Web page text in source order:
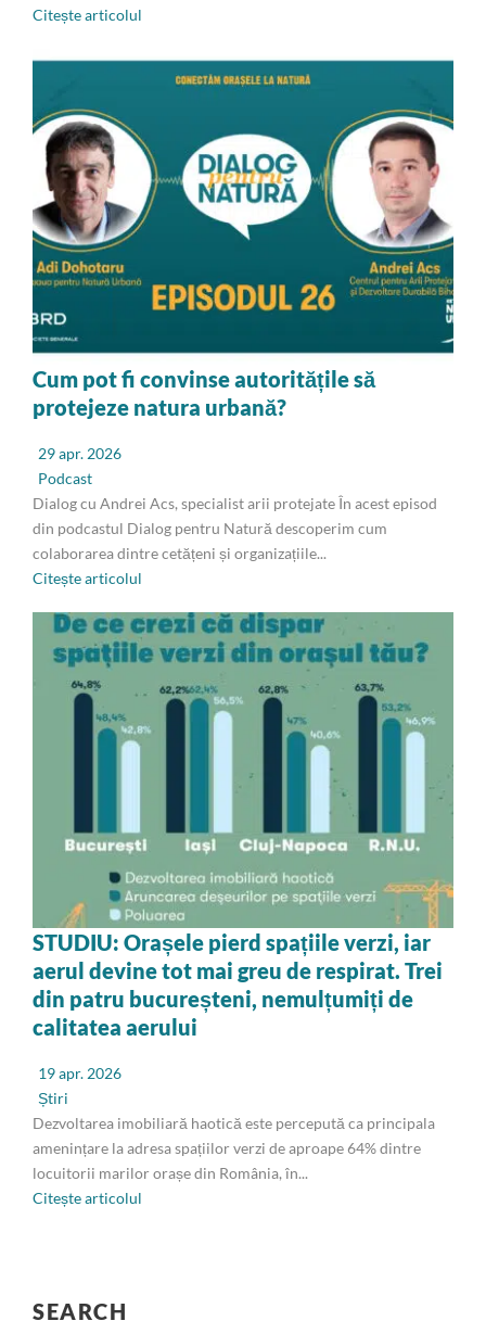
Citește articolul
Cum pot fi convinse autoritățile să
protejeze natura urbană?
29 apr. 2026
Podcast
Dialog cu Andrei Acs, specialist arii protejate În acest episod
din podcastul Dialog pentru Natură descoperim cum
colaborarea dintre cetățeni și organizațiile...
Citește articolul
STUDIU: Orașele pierd spațiile verzi, iar
aerul devine tot mai greu de respirat. Trei
din patru bucureșteni, nemulțumiți de
calitatea aerului
19 apr. 2026
Știri
Dezvoltarea imobiliară haotică este percepută ca principala
amenințare la adresa spațiilor verzi de aproape 64% dintre
locuitorii marilor orașe din România, în...
Citește articolul
SEARCH